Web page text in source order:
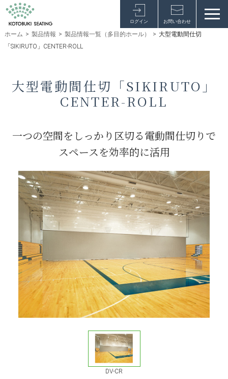
ログイン お問い合わせ
ホーム > 製品情報 > 製品情報一覧（多目的ホール） > 大型電動間仕切
「SIKIRUTO」CENTER-ROLL
大型電動間仕切「SIKIRUTO」
CENTER-ROLL
一つの空間をしっかり区切る電動間仕切りで
スペースを効率的に活用
DV-CR